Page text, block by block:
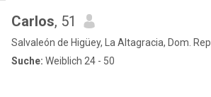
Carlos, 51
Salvaleón de Higüey, La Altagracia, Dom. Rep.
Suche: Weiblich 24 - 50